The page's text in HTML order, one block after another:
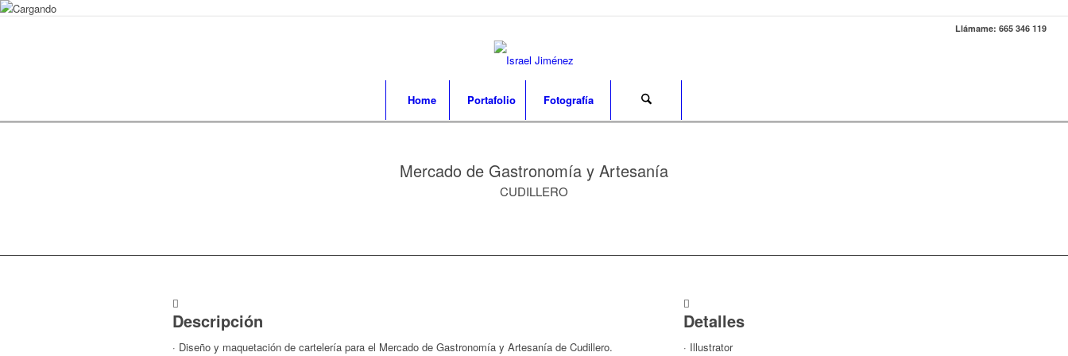
Llámame: 665 346 119
Home Portafolio Fotografía
Mercado de Gastronomía y Artesanía
CUDILLERO
Descripción
· Diseño y maquetación de cartelería para el Mercado de Gastronomía y Artesanía de Cudillero.
Detalles
· Illustrator